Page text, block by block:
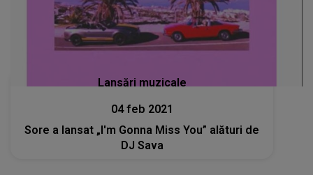
Lansări muzicale
04 feb 2021
Sore a lansat „I'm Gonna Miss You” alături de
DJ Sava